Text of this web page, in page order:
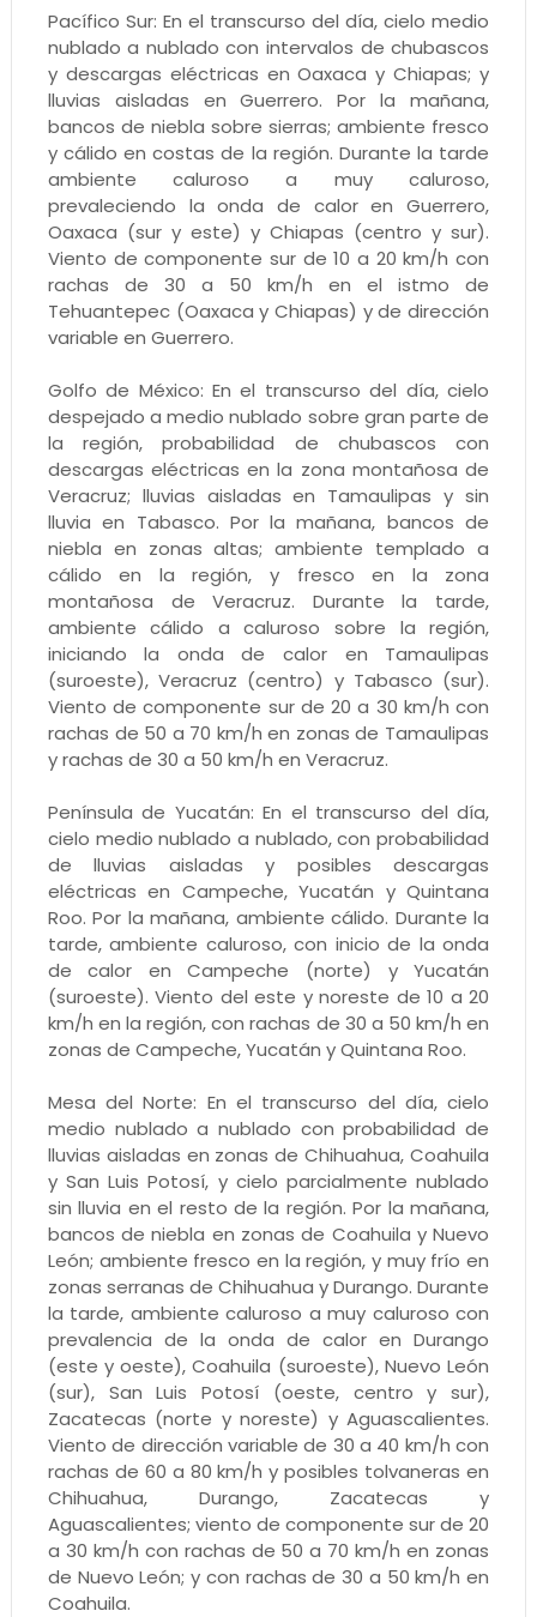
Pacífico Sur: En el transcurso del día, cielo medio
nublado a nublado con intervalos de chubascos
y descargas eléctricas en Oaxaca y Chiapas; y
lluvias aisladas en Guerrero. Por la mañana,
bancos de niebla sobre sierras; ambiente fresco
y cálido en costas de la región. Durante la tarde
ambiente caluroso a muy caluroso,
prevaleciendo la onda de calor en Guerrero,
Oaxaca (sur y este) y Chiapas (centro y sur).
Viento de componente sur de 10 a 20 km/h con
rachas de 30 a 50 km/h en el istmo de
Tehuantepec (Oaxaca y Chiapas) y de dirección
variable en Guerrero.
Golfo de México: En el transcurso del día, cielo
despejado a medio nublado sobre gran parte de
la región, probabilidad de chubascos con
descargas eléctricas en la zona montañosa de
Veracruz; lluvias aisladas en Tamaulipas y sin
lluvia en Tabasco. Por la mañana, bancos de
niebla en zonas altas; ambiente templado a
cálido en la región, y fresco en la zona
montañosa de Veracruz. Durante la tarde,
ambiente cálido a caluroso sobre la región,
iniciando la onda de calor en Tamaulipas
(suroeste), Veracruz (centro) y Tabasco (sur).
Viento de componente sur de 20 a 30 km/h con
rachas de 50 a 70 km/h en zonas de Tamaulipas
y rachas de 30 a 50 km/h en Veracruz.
Península de Yucatán: En el transcurso del día,
cielo medio nublado a nublado, con probabilidad
de lluvias aisladas y posibles descargas
eléctricas en Campeche, Yucatán y Quintana
Roo. Por la mañana, ambiente cálido. Durante la
tarde, ambiente caluroso, con inicio de la onda
de calor en Campeche (norte) y Yucatán
(suroeste). Viento del este y noreste de 10 a 20
km/h en la región, con rachas de 30 a 50 km/h en
zonas de Campeche, Yucatán y Quintana Roo.
Mesa del Norte: En el transcurso del día, cielo
medio nublado a nublado con probabilidad de
lluvias aisladas en zonas de Chihuahua, Coahuila
y San Luis Potosí, y cielo parcialmente nublado
sin lluvia en el resto de la región. Por la mañana,
bancos de niebla en zonas de Coahuila y Nuevo
León; ambiente fresco en la región, y muy frío en
zonas serranas de Chihuahua y Durango. Durante
la tarde, ambiente caluroso a muy caluroso con
prevalencia de la onda de calor en Durango
(este y oeste), Coahuila (suroeste), Nuevo León
(sur), San Luis Potosí (oeste, centro y sur),
Zacatecas (norte y noreste) y Aguascalientes.
Viento de dirección variable de 30 a 40 km/h con
rachas de 60 a 80 km/h y posibles tolvaneras en
Chihuahua, Durango, Zacatecas y
Aguascalientes; viento de componente sur de 20
a 30 km/h con rachas de 50 a 70 km/h en zonas
de Nuevo León; y con rachas de 30 a 50 km/h en
Coahuila.